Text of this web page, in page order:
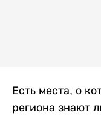
Есть места, о
региона знают